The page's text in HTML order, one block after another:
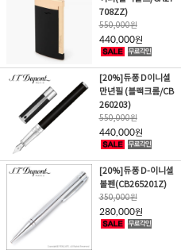
708ZZ)
550,000원
440,000원
[20%]듀퐁 D이니셜
만년필 (블랙크롬/CB
260203)
550,000원
440,000원
[20%]듀퐁 D-이니셜
볼펜(CB265201Z)
350,000원
280,000원